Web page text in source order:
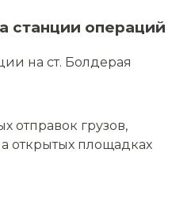
станции операций
на ст. Болдерая
отправок грузов,
открытых площадках